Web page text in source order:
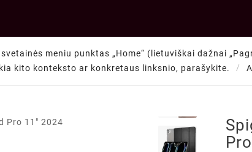
meniu punktas „Home“ (lietuviškai dažnai
kito konteksto ar konkretaus linksnio, parašykite.